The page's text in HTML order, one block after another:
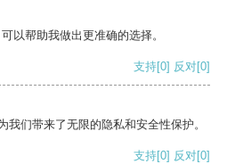
以帮助我做出更准确的选择。
支持[0] 反对[0]
们带来了无限的隐私和安全性保护。
支持[0] 反对[0]